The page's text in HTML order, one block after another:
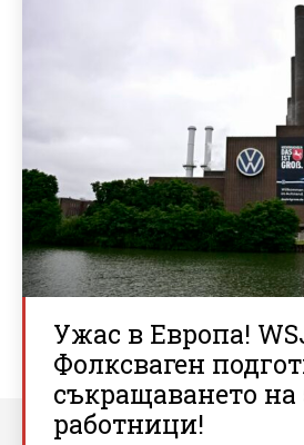
Ужас в Европа!
Фолксваген
съкращаването на
работници!